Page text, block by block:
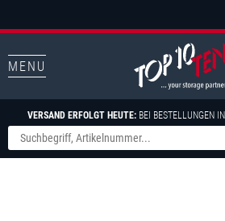
MENU
VERSAND ERFOLGT HEUTE:BEI BESTELLUNGEN